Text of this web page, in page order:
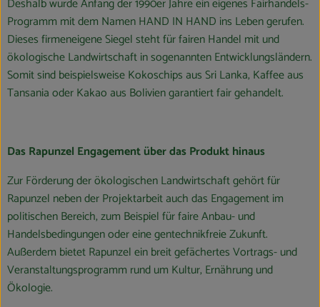
Deshalb wurde Anfang der 1990er Jahre ein eigenes Fairhandels-
Programm mit dem Namen HAND IN HAND ins Leben gerufen.
Dieses firmeneigene Siegel steht für fairen Handel mit und
ökologische Landwirtschaft in sogenannten Entwicklungsländern.
Somit sind beispielsweise Kokoschips aus Sri Lanka, Kaffee aus
Tansania oder Kakao aus Bolivien garantiert fair gehandelt.
Das Rapunzel Engagement über das Produkt hinaus
Zur Förderung der ökologischen Landwirtschaft gehört für
Rapunzel neben der Projektarbeit auch das Engagement im
politischen Bereich, zum Beispiel für faire Anbau- und
Handelsbedingungen oder eine gentechnikfreie Zukunft.
Außerdem bietet Rapunzel ein breit gefächertes Vortrags- und
Veranstaltungsprogramm rund um Kultur, Ernährung und
Ökologie.